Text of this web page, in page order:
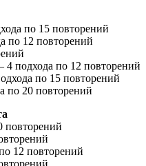
по 15 повторений
по 12 повторений
подхода по 12 повторений
по 15 повторений
по 20 повторений
повторений
12 повторений